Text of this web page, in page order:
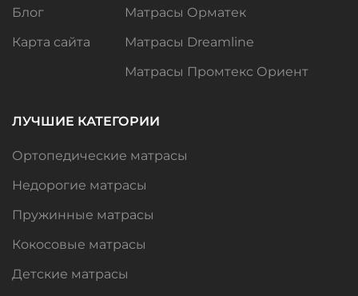
Блог
Карта сайта
Матрасы Орматек
Матрасы Dreamline
Матрасы Промтекс Ориент
ЛУЧШИЕ КАТЕГОРИИ
Ортопедические матрасы
Недорогие матрасы
Пружинные матрасы
Кокосовые матрасы
Детские матрасы